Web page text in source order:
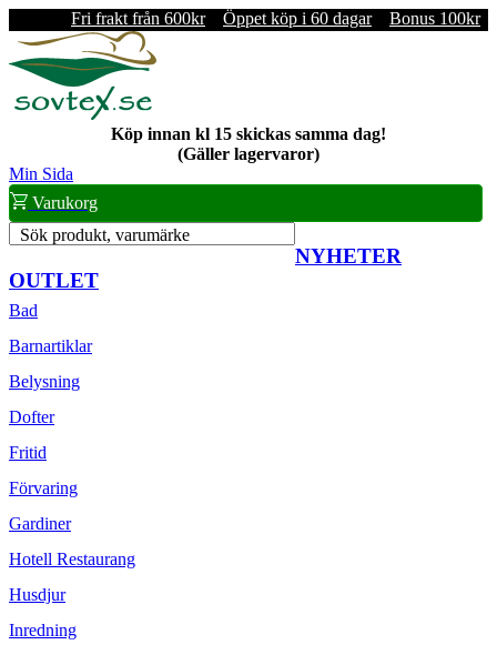
Fri frakt från 600kr Öppet köp i 60 dagar Bonus 100kr
Köp innan kl 15 skickas samma dag!
(Gäller lagervaror)
Min Sida
Varukorg
Sök produkt, varumärke
NYHETER
OUTLET
Bad
Barnartiklar
Belysning
Dofter
Fritid
Förvaring
Gardiner
Hotell Restaurang
Husdjur
Inredning